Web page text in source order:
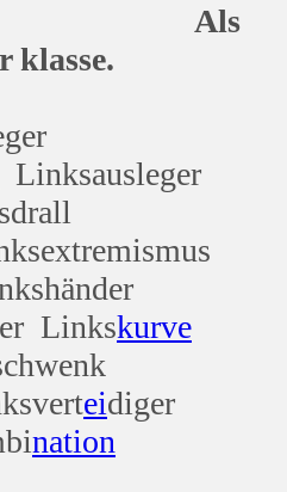
klasse.
Linksausleger
Linkskurve
eidiger
nation